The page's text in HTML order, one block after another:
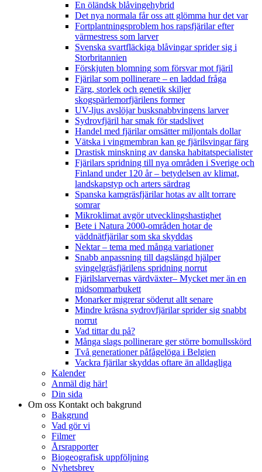
En öländsk blåvingehybrid
Det nya normala får oss att glömma hur det var
Fortplantningsproblem hos rapsfjärilar efter
värmestress som larver
Svenska svartfläckiga blåvingar sprider sig i
Storbritannien
Förskjuten blomning som försvar mot fjäril
Fjärilar som pollinerare – en laddad fråga
Färg, storlek och genetik skiljer
skogspärlemorfjärilens former
UV-ljus avslöjar busksnabbvingens larver
Sydrovfjäril har smak för stadslivet
Handel med fjärilar omsätter miljontals dollar
Vätska i vingmembran kan ge fjärilsvingar färg
Drastisk minskning av danska habitatspecialister
Fjärilars spridning till nya områden i Sverige och
Finland under 120 år– betydelsen av klimat,
landskapstyp och arters särdrag
Spanska kamgräsfjärilar hotas av allt torrare
somrar
Mikroklimat avgör utvecklingshastighet
Bete i Natura 2000-områden hotar de
väddnätfjärilar som ska skyddas
Nektar – tema med många variationer
Snabb anpassning till dagslängd hjälper
svingelgräsfjärilens spridning norrut
Fjärilslarvernas värdväxter– Mycket mer än en
midsommarbukett
Monarker migrerar söderut allt senare
Mindre kräsna sydrovfjärilar sprider sig snabbt
norrut
Vad tittar du på?
Många slags pollinerare ger större bomullsskörd
Två generationer påfågelöga i Belgien
Vackra fjärilar skyddas oftare än alldagliga
Kalender
Anmäl dig här!
Din sida
Om oss Kontakt och bakgrund
Bakgrund
Vad gör vi
Filmer
Årsrapporter
Biogeografisk uppföljning
Nyhetsbrev